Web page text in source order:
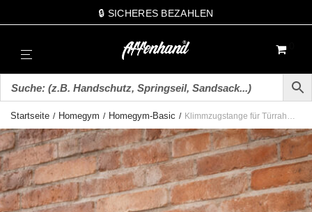
🔒 SICHERES BEZAHLEN
Startseite / Homegym / Homegym-Basic / Klimmzugstange für Türrahmen (fest verschraubt)